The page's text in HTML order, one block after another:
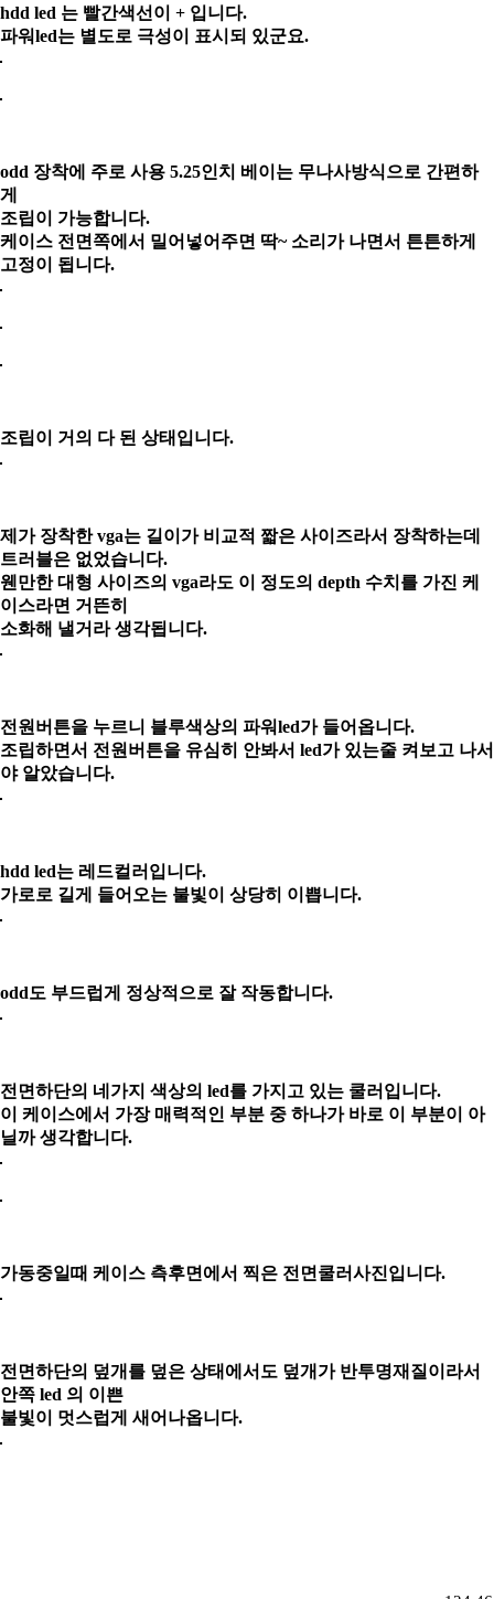
hdd led 는 빨간색선이 + 입니다.
파워led는 별도로 극성이 표시되 있군요.
odd 장착에 주로 사용 5.25인치 베이는 무나사방식으로 간편하
게
조립이 가능합니다.
케이스 전면쪽에서 밀어넣어주면 딱~ 소리가 나면서 튼튼하게
고정이 됩니다.
조립이 거의 다 된 상태입니다.
제가 장착한 vga는 길이가 비교적 짧은 사이즈라서 장착하는데
트러블은 없었습니다.
웬만한 대형 사이즈의 vga라도 이 정도의 depth 수치를 가진 케
이스라면 거뜬히
소화해 낼거라 생각됩니다.
전원버튼을 누르니 블루색상의 파워led가 들어옵니다.
조립하면서 전원버튼을 유심히 안봐서 led가 있는줄 켜보고 나서
야 알았습니다.
hdd led는 레드컬러입니다.
가로로 길게 들어오는 불빛이 상당히 이쁩니다.
odd도 부드럽게 정상적으로 잘 작동합니다.
전면하단의 네가지 색상의 led를 가지고 있는 쿨러입니다.
이 케이스에서 가장 매력적인 부분 중 하나가 바로 이 부분이 아
닐까 생각합니다.
가동중일때 케이스 측후면에서 찍은 전면쿨러사진입니다.
전면하단의 덮개를 덮은 상태에서도 덮개가 반투명재질이라서
안쪽 led 의 이쁜
불빛이 멋스럽게 새어나옵니다.